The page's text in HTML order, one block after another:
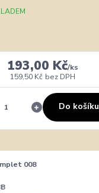
193,00 Kč/ks
159,50 Kč bez DPH
Do košíku
008